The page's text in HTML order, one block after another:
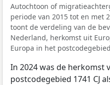
Autochtoon of
periode van 2015 tot en met
toont de verdeling van de
Nederland, herkomst uit
Europa in het
In 2024 was de herkomst
postcodegebied 1741 CJ